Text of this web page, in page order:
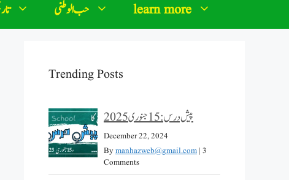
حب الوطنی learn more
Trending Posts
پیش درس: 15 جنوری 2025
December 22, 2024
Bymanhazweb@gmail.com | 3
Comments